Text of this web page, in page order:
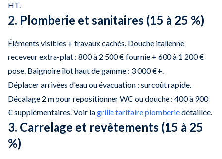
HT.
2. Plomberie et sanitaires (15 à 25 %)
Éléments visibles + travaux cachés. Douche italienne
receveur extra-plat : 800 à 2 500 € fournie + 600 à 1 200 €
pose. Baignoire îlot haut de gamme : 3 000 €+.
Déplacer arrivées d'eau ou évacuation : surcoût rapide.
Décalage 2 m pour repositionner WC ou douche : 400 à 900
€ supplémentaires. Voir lagrille tarifaire plomberiedétaillée.
3. Carrelage et revêtements (15 à 25
%)